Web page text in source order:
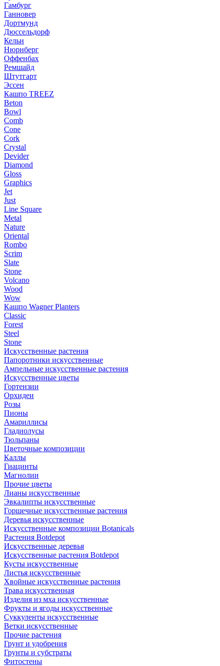
Гамбург
Ганновер
Дортмунд
Дюссельдорф
Кельн
Нюрнберг
Оффенбах
Ремшайд
Штутгарт
Эссен
Кашпо TREEZ
Beton
Bowl
Comb
Cone
Cork
Crystal
Devider
Diamond
Gloss
Graphics
Jet
Just
Line Square
Metal
Nature
Oriental
Rombo
Scrim
Slate
Stone
Volcano
Wood
Wow
Кашпо Wagner Planters
Classic
Forest
Steel
Stone
Искусственные растения
Папоротники искусственные
Ампельные искусственные растения
Искусственные цветы
Гортензии
Орхидеи
Розы
Пионы
Амариллисы
Гладиолусы
Тюльпаны
Цветочные композиции
Каллы
Гиацинты
Магнолии
Прочие цветы
Лианы искусственные
Эвкалипты искусственные
Горшечные искусственные растения
Деревья искусственные
Искусственные композиции Botanicals
Растения Botdepot
Искусственные деревья
Искусственные растения Botdepot
Кусты искусственные
Листья искусственные
Хвойные искусственные растения
Трава искусственная
Изделия из мха искусственные
Фрукты и ягоды искусственные
Суккуленты искусственные
Ветки искусственные
Прочие растения
Грунт и удобрения
Грунты и субстраты
Фитостены